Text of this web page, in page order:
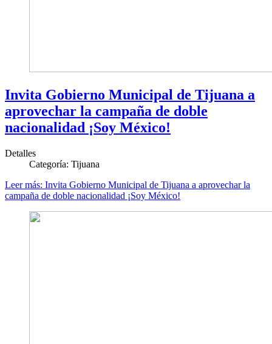
Invita Gobierno Municipal de Tijuana a
aprovechar la campaña de doble
nacionalidad ¡Soy México!
Detalles
Categoría: Tijuana
Leer más: Invita Gobierno Municipal de Tijuana a aprovechar la
campaña de doble nacionalidad ¡Soy México!